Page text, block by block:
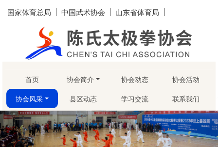
国家体育总局 中国武术协会 山东省体育局
首页 协会简介 协会动态
协会活动
协会风采
县区动态 学习交流 联系我们